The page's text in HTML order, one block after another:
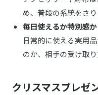
め、普段の系統をさ
毎日使えるか特別感か
日常的に使える実用
のか、相手の受け取り
クリスマスプレゼ